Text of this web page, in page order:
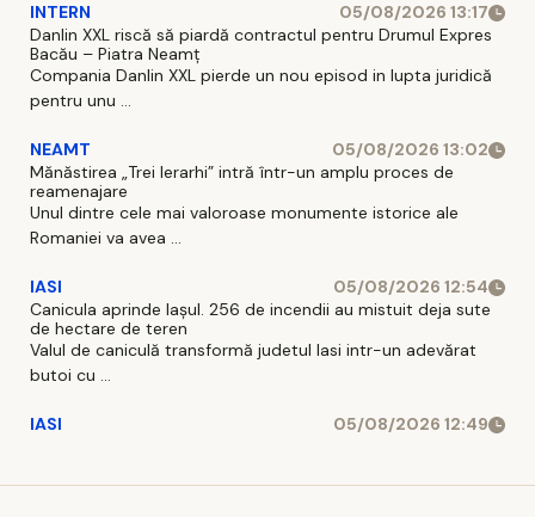
INTERN
05/08/2026 13:17
Danlin XXL riscă să piardă contractul pentru Drumul Expres
Bacău – Piatra Neamț
Compania Danlin XXL pierde un nou episod in lupta juridică
pentru unu ...
NEAMT
05/08/2026 13:02
Mănăstirea „Trei Ierarhi” intră într-un amplu proces de
reamenajare
Unul dintre cele mai valoroase monumente istorice ale
Romaniei va avea ...
IASI
05/08/2026 12:54
Canicula aprinde Iașul. 256 de incendii au mistuit deja sute
de hectare de teren
Valul de caniculă transformă judetul Iasi intr-un adevărat
butoi cu ...
IASI 05/08/2026 12:49